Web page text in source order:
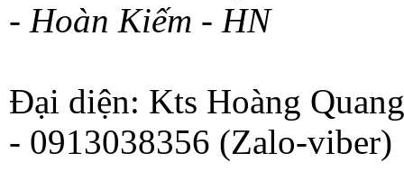
- Hoàn Kiếm - HN
Đại diện: Kts Hoàng
- 0913038356 (Zalo-viber)